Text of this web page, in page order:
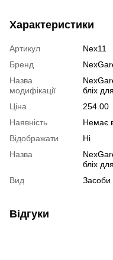
Характеристики
Артикул
Nex11
Бренд
Назва
модифікації
бліх
Ціна
254.00
Наявність
Немає
Відображати
Ні
Назва
бліх
Вид
Засоби
Відгуки